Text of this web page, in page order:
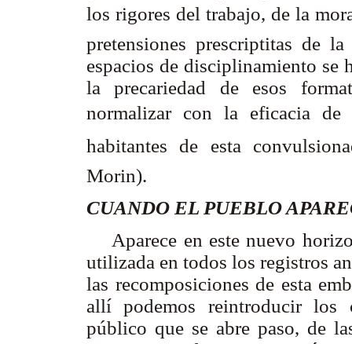
los rigores del trabajo, de la
pretensiones prescriptitas de
espacios de disciplinamiento se
la precariedad de esos
normalizar con la eficacia
habitantes de esta
Morin).
CUANDO EL PUEBLO
Aparece en este nuevo
utilizada en todos los registros
las recomposiciones de esta
allí podemos reintroducir los
público que se abre paso, de